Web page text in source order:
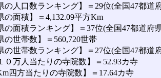
の人口数ランキング】＝29位(全国47都道
の面積】＝4,132.09平方Km
の面積ランキング】＝37位(全国47都道府
の世帯数】＝560,720世帯
の世帯数ランキング】＝27位(全国47都道
０万人当たりの寺院数】＝52.93カ寺
四方当たりの寺院数】＝17.64カ寺